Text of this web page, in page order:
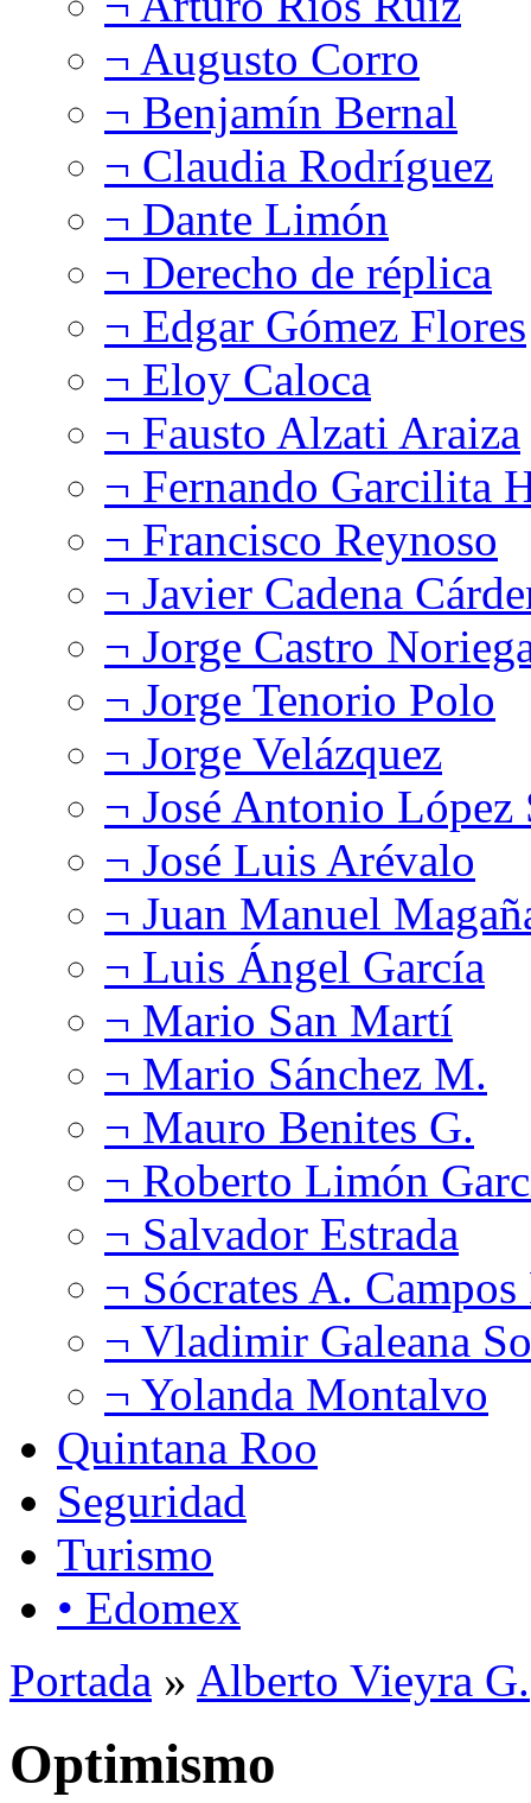
¬ Augusto Corro
¬ Benjamín Bernal
¬ Claudia Rodríguez
¬ Dante Limón
¬ Derecho de réplica
¬ Edgar Gómez Flores
¬ Eloy Caloca
¬ Fausto Alzati Araiza
¬ Fernando Garcilita
¬ Francisco Reynoso
¬ Javier Cadena
¬ Jorge Castro
¬ Jorge Tenorio Polo
¬ Jorge Velázquez
¬ José Antonio López
¬ José Luis Arévalo
¬ Juan Manuel
¬ Luis Ángel García
¬ Mario San Martí
¬ Mario Sánchez M.
¬ Mauro Benites G.
¬ Roberto Limón
¬ Salvador Estrada
¬ Sócrates A.
¬ Vladimir Galeana
¬ Yolanda Montalvo
Quintana Roo
Seguridad
Turismo
• Edomex
Portada » Alberto Vieyra G.
Optimismo